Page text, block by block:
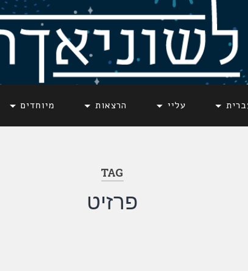
עליי הרצאות מיוחדים
TAG
פרזיט